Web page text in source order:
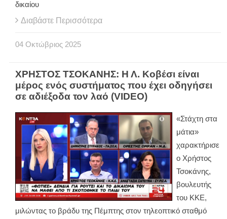
δικαίου
Διαβάστε Περισσότερα
04 Οκτώβριος 2025
ΧΡΗΣΤΟΣ ΤΣΟΚΑΝΗΣ: Η Λ. Κοβέσι είναι
μέρος ενός συστήματος που έχει οδηγήσει
σε αδιέξοδα τον λαό (VIDEO)
«Στάχτη στα
μάτια»
χαρακτήρισε
ο Χρήστος
Τσοκάνης,
βουλευτής
του ΚΚΕ,
μιλώντας το βράδυ της Πέμπτης στον τηλεοπτικό σταθμό